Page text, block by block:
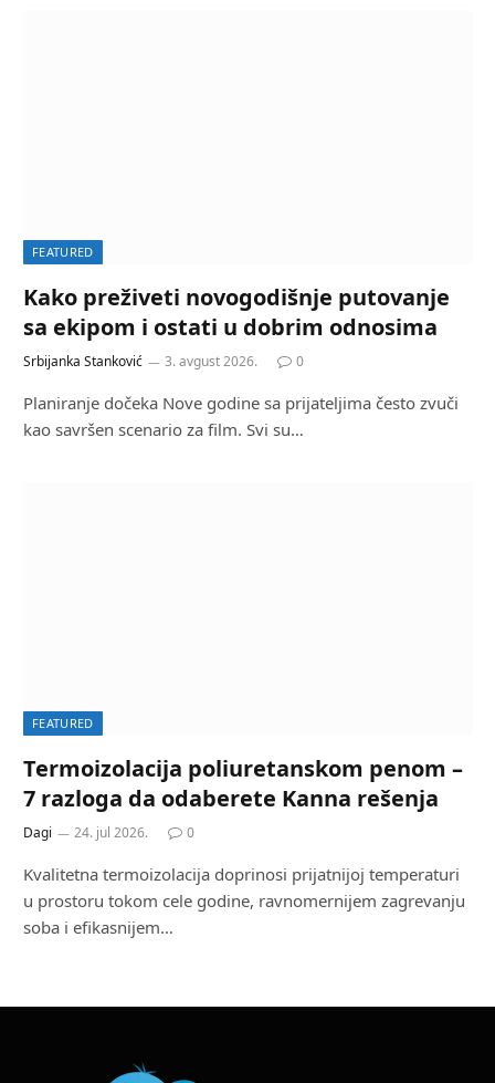
FEATURED
Kako preživeti novogodišnje putovanje
sa ekipom i ostati u dobrim odnosima
Srbijanka Stanković 3. avgust 2026. 0
Planiranje dočeka Nove godine sa prijateljima često zvuči
kao savršen scenario za film. Svi su…
FEATURED
Termoizolacija poliuretanskom penom –
7 razloga da odaberete Kanna rešenja
Dagi 24. jul 2026. 0
Kvalitetna termoizolacija doprinosi prijatnijoj temperaturi
u prostoru tokom cele godine, ravnomernijem zagrevanju
soba i efikasnijem…